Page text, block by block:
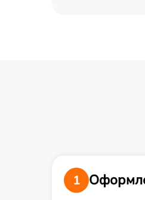
1